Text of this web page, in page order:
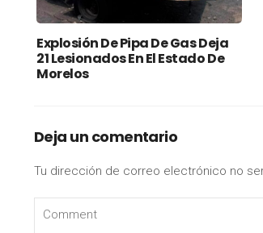
Explosión De Pipa De Gas Deja
21 Lesionados En El Estado De
Morelos
Deja un comentario
Tu dirección de correo electrónico no